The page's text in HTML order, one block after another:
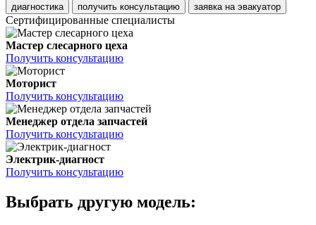
диагностика получить консультацию заявка на эвакуатор
Сертифицированные специалисты
Мастер слесарного цеха
Получить консультацию
Моторист
Получить консультацию
Менеджер отдела запчастей
Получить консультацию
Электрик-диагност
Получить консультацию
Выбрать другую модель: